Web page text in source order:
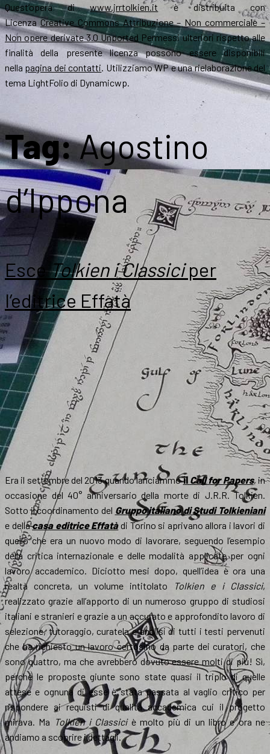
Quest’opera diwww.jrrtolkien.it è distribuita con
LicenzaCreative Commons Attribuzione – Non commerciale –
Non opere derivate 3.0 Unported Permessi ulteriori rispetto alle
finalità della presente licenza possono essere disponibili
nella pagina dei contatti. Utilizziamo WP e una rielaborazione del
tema LightFolio di Dynamicwp.
Tag:Agostino
d’Ippona
EsceTolkien i Classiciper
l’editrice Effatà
Era il settembre del 2013 quando lanciammoil Call for Papers, in
occasione del 40° anniversario della morte di J.R.R. Tolkien.
Sotto il coordinamento del Gruppo italiano di Studi Tolkieniani
e dellacasa editrice Effatàdi Torino si aprivano allora i lavori di
quello che era un nuovo modo di lavorare, seguendo l’esempio
della critica internazionale e delle modalità applicate per ogni
lavoro accademico. Diciotto mesi dopo, quell’idea è ora una
realtà concreta, un volume intitolato
Tolkien e i Classici,
realizzato grazie all’apporto di un numeroso gruppo di studiosi
italiani e stranieri e grazie a un accurato e approfondito lavoro di
selezione, tutoraggio, curatela e analisi di tutti i testi pervenuti
che ha richiesto un lavoro certosino da parte dei curatori, che
sono quattro, ma che avrebbero dovuto essere molti di più! Sì,
perché le proposte giunte sono state quasi il triplo di quelle
attese e ognuna di esse è stata passata al vaglio critico per
rispondere ai requisti di qualità accademica cui il progetto
mirava. Ma Tolkien i Classiciè molto più di un libro e ora ne
andiamo a scoprire i dettagli.